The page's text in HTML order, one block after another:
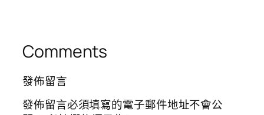
Comments
發佈留言
發佈留言必須填寫的電子郵件地址不會公